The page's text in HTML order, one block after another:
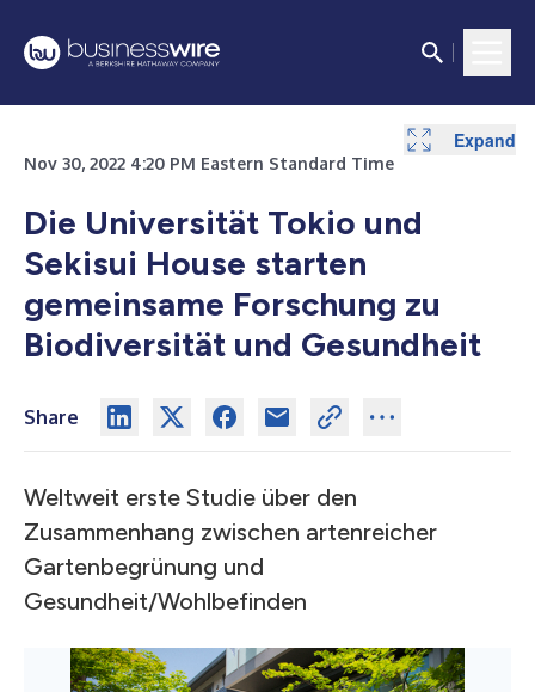
Nov 30, 2022 4:20 PM Eastern Standard Time
Die Universität Tokio und
Sekisui House starten
gemeinsame Forschung zu
Biodiversität und Gesundheit
Share
Weltweit erste Studie über den
Zusammenhang zwischen artenreicher
Gartenbegrünung und
Gesundheit/Wohlbefinden
Expand
Expand